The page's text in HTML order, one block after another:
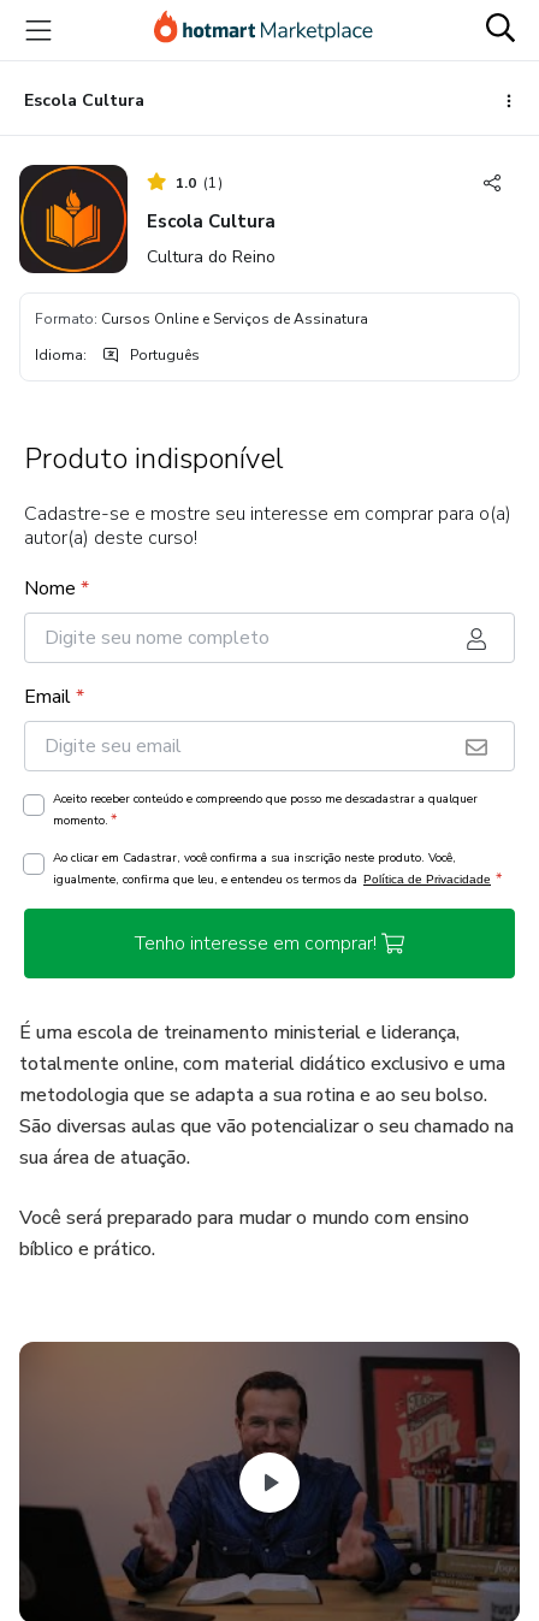
para
conteúdo
principal
para
pagamento
para
rodapé
Escola Cultura
1.0 (1)
Escola Cultura
Cultura do Reino
Formato: Cursos Online e Serviços de Assinatura
Idioma: Português
Produto indisponível
Cadastre-se e mostre seu interesse em comprar para o(a)
autor(a) deste curso!
Nome *
Email*
Aceito receber conteúdo e compreendo que posso me descadastrar a qualquer
momento. *
Ao clicar em Cadastrar, você confirma a sua inscrição neste produto. Você,
igualmente, confirma que leu, e entendeu os termos da Política de Privacidade *
Tenho interesse em comprar!
É uma escola de treinamento ministerial e liderança,
totalmente online, com material didático exclusivo e uma
metodologia que se adapta a sua rotina e ao seu bolso.
São diversas aulas que vão potencializar o seu chamado na
sua área de atuação.
Você será preparado para mudar o mundo com ensino
bíblico e prático.